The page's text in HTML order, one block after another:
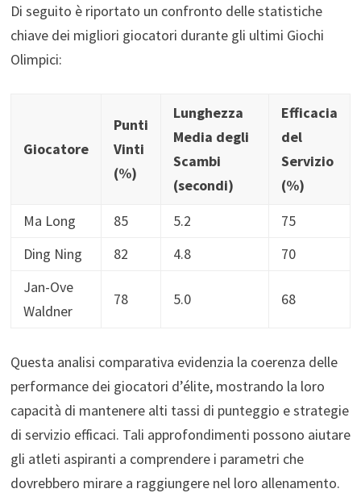
Di seguito è riportato un confronto delle statistiche
chiave dei migliori giocatori durante gli ultimi Giochi
Olimpici:
Giocatore
Punti
Vinti
(%)
Lunghezza
Media degli
Scambi
(secondi)
Efficacia
del
Servizio
(%)
Ma Long
85 5.2
75
Ding Ning
82 4.8
70
Jan-Ove
Waldner
78 5.0 68
Questa analisi comparativa evidenzia la coerenza delle
performance dei giocatori d’élite, mostrando la loro
capacità di mantenere alti tassi di punteggio e strategie
di servizio efficaci. Tali approfondimenti possono aiutare
gli atleti aspiranti a comprendere i parametri che
dovrebbero mirare a raggiungere nel loro allenamento.